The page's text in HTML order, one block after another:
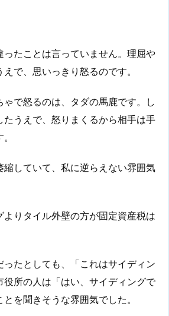
ったことは言っていません。理屈や
で、思いっきり怒るのです。
で怒るのは、タダの馬鹿です。し
たうえで、怒りまくるから相手は手
縮していて、私に逆らえない雰囲気
りタイル外壁の方が固定資産税は
たとしても、「これはサイディン
役所の人は「はい、サイディングで
を聞きそうな雰囲気でした。